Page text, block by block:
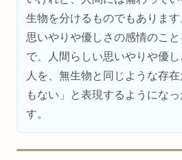
生物を分けるものでもありま
思いやりや優しさの感情のこ
で、人間らしい思いやりや優
人を、無生物と同じような存
もない」と表現するようにな
す。